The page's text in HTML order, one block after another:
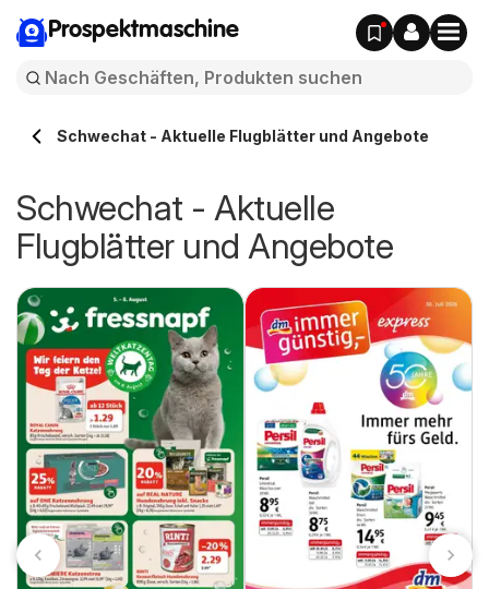
Prospektmaschine
Schwechat - Aktuelle Flugblätter und Angebote
Schwechat - Aktuelle
Flugblätter und Angebote